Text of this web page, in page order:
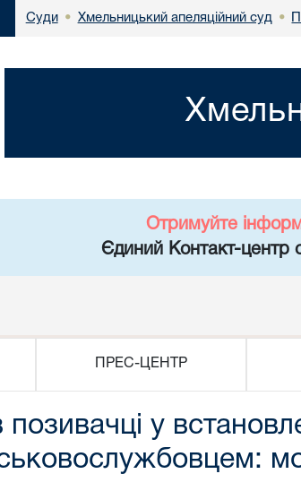
Суди • Хмельницький апеляційний суд •
Отримуйте
Єдиний Контакт-центр
ПРЕС-ЦЕНТР
у